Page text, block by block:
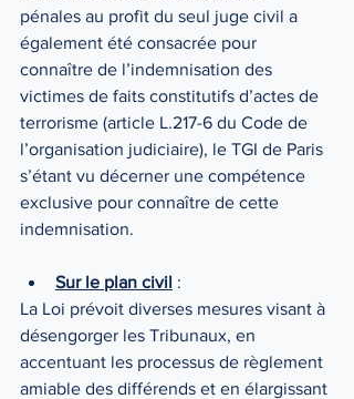
pénales au profit du seul juge civil a
également été consacrée pour
connaître de l’indemnisation des
victimes de faits constitutifs d’actes de
terrorisme (article L.217-6 du Code de
l’organisation judiciaire), le TGI de Paris
s’étant vu décerner une compétence
exclusive pour connaître de cette
indemnisation.
Sur le plan civil :
La Loi prévoit diverses mesures visant à
désengorger les Tribunaux, en
accentuant les processus de règlement
amiable des différends et en élargissant